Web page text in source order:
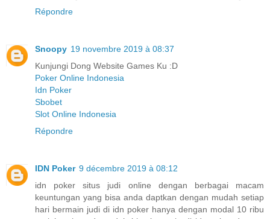
Répondre
Snoopy 19 novembre 2019 à 08:37
Kunjungi Dong Website Games Ku :D
Poker Online Indonesia
Idn Poker
Sbobet
Slot Online Indonesia
Répondre
IDN Poker 9 décembre 2019 à 08:12
idn poker situs judi online dengan berbagai macam
keuntungan yang bisa anda daptkan dengan mudah setiap
hari bermain judi di idn poker hanya dengan modal 10 ribu